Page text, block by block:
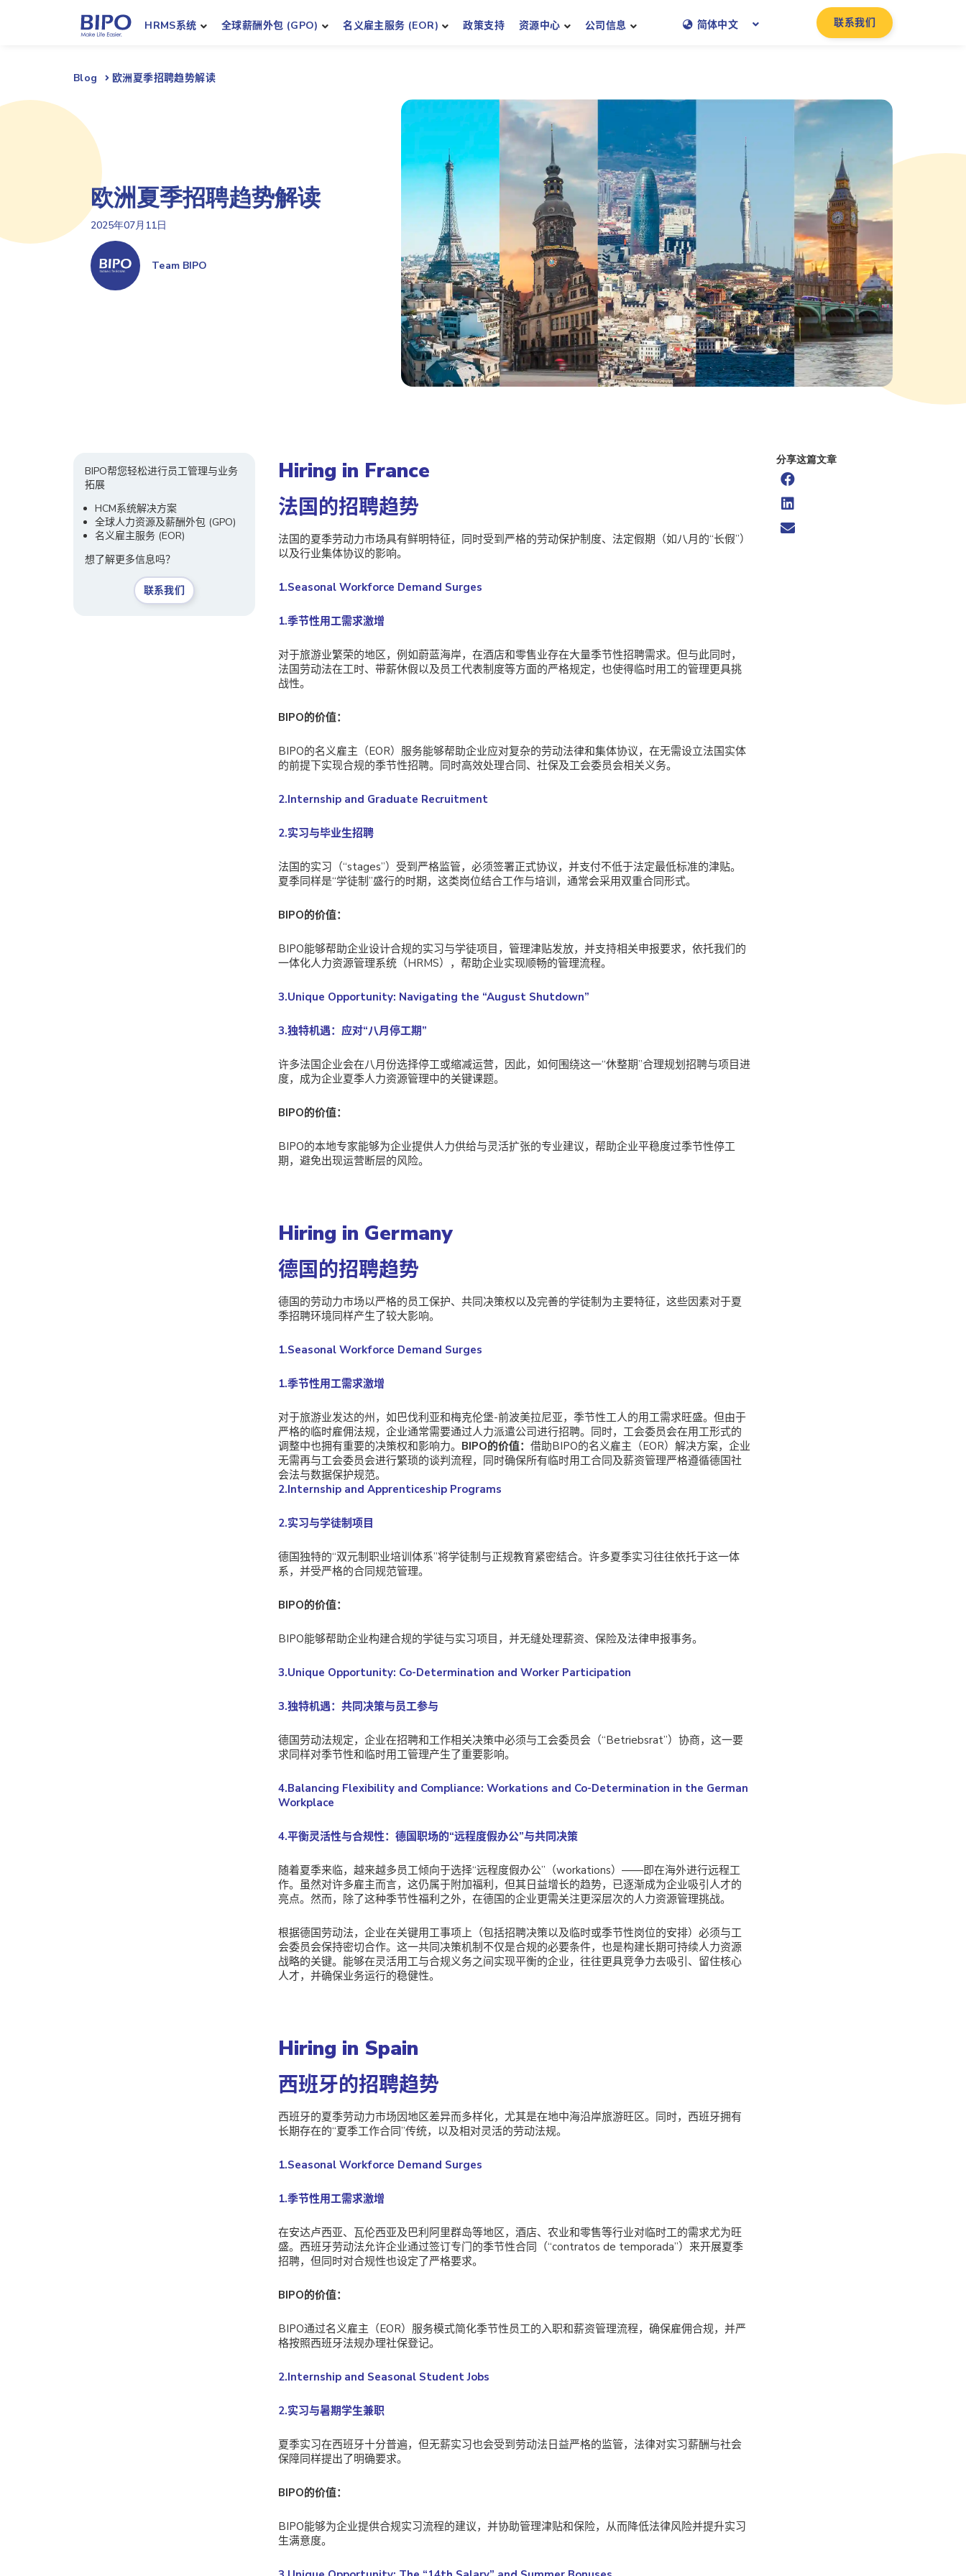
HRMS系统 全球薪酬外包 (GPO) 名义雇主服务 (EOR) 政策支持 资源中心 公司信息 简体中文 联系我们
Blog 欧洲夏季招聘趋势解读
欧洲夏季招聘趋势解读
2025年07月11日
Team BIPO
BIPO帮您轻松进行员工管理与业务
拓展
HCM系统解决方案
全球人力资源及薪酬外包 (GPO)
名义雇主服务 (EOR)
想了解更多信息吗？
联系我们
Hiring in France
法国的招聘趋势
法国的夏季劳动力市场具有鲜明特征，同时受到严格的劳动保护制度、法定假期（如八月的“长假”）
以及行业集体协议的影响。
1.Seasonal Workforce Demand Surges
1.季节性用工需求激增
对于旅游业繁荣的地区，例如蔚蓝海岸，在酒店和零售业存在大量季节性招聘需求。但与此同时，
法国劳动法在工时、带薪休假以及员工代表制度等方面的严格规定，也使得临时用工的管理更具挑
战性。
BIPO的价值：
BIPO的名义雇主（EOR）服务能够帮助企业应对复杂的劳动法律和集体协议，在无需设立法国实体
的前提下实现合规的季节性招聘。同时高效处理合同、社保及工会委员会相关义务。
2.Internship and Graduate Recruitment
2.实习与毕业生招聘
法国的实习（“stages”）受到严格监管，必须签署正式协议，并支付不低于法定最低标准的津贴。
夏季同样是“学徒制”盛行的时期，这类岗位结合工作与培训，通常会采用双重合同形式。
BIPO的价值：
BIPO能够帮助企业设计合规的实习与学徒项目，管理津贴发放，并支持相关申报要求，依托我们的
一体化人力资源管理系统（HRMS），帮助企业实现顺畅的管理流程。
3.Unique Opportunity: Navigating the “August Shutdown”
3.独特机遇：应对“八月停工期”
许多法国企业会在八月份选择停工或缩减运营，因此，如何围绕这一“休整期”合理规划招聘与项目进
度，成为企业夏季人力资源管理中的关键课题。
BIPO的价值：
BIPO的本地专家能够为企业提供人力供给与灵活扩张的专业建议，帮助企业平稳度过季节性停工
期，避免出现运营断层的风险。
Hiring in Germany
德国的招聘趋势
德国的劳动力市场以严格的员工保护、共同决策权以及完善的学徒制为主要特征，这些因素对于夏
季招聘环境同样产生了较大影响。
1.Seasonal Workforce Demand Surges
1.季节性用工需求激增
对于旅游业发达的州，如巴伐利亚和梅克伦堡-前波美拉尼亚，季节性工人的用工需求旺盛。但由于
严格的临时雇佣法规，企业通常需要通过人力派遣公司进行招聘。同时，工会委员会在用工形式的
调整中也拥有重要的决策权和影响力。 BIPO的价值： 借助BIPO的名义雇主（EOR）解决方案，企业
无需再与工会委员会进行繁琐的谈判流程，同时确保所有临时用工合同及薪资管理严格遵循德国社
会法与数据保护规范。
2.Internship and Apprenticeship Programs
2.实习与学徒制项目
德国独特的“双元制职业培训体系”将学徒制与正规教育紧密结合。许多夏季实习往往依托于这一体
系，并受严格的合同规范管理。
BIPO的价值：
BIPO能够帮助企业构建合规的学徒与实习项目，并无缝处理薪资、保险及法律申报事务。
3.Unique Opportunity: Co-Determination and Worker Participation
3.独特机遇：共同决策与员工参与
德国劳动法规定，企业在招聘和工作相关决策中必须与工会委员会（“Betriebsrat”）协商，这一要
求同样对季节性和临时用工管理产生了重要影响。
4.Balancing Flexibility and Compliance: Workations and Co-Determination in the German
Workplace
4.平衡灵活性与合规性：德国职场的“远程度假办公”与共同决策
随着夏季来临，越来越多员工倾向于选择“远程度假办公”（workations）——即在海外进行远程工
作。虽然对许多雇主而言，这仍属于附加福利，但其日益增长的趋势，已逐渐成为企业吸引人才的
亮点。然而，除了这种季节性福利之外，在德国的企业更需关注更深层次的人力资源管理挑战。
根据德国劳动法，企业在关键用工事项上（包括招聘决策以及临时或季节性岗位的安排）必须与工
会委员会保持密切合作。这一共同决策机制不仅是合规的必要条件，也是构建长期可持续人力资源
战略的关键。能够在灵活用工与合规义务之间实现平衡的企业，往往更具竞争力去吸引、留住核心
人才，并确保业务运行的稳健性。
Hiring in Spain
西班牙的招聘趋势
西班牙的夏季劳动力市场因地区差异而多样化，尤其是在地中海沿岸旅游旺区。同时，西班牙拥有
长期存在的“夏季工作合同”传统，以及相对灵活的劳动法规。
1.Seasonal Workforce Demand Surges
1.季节性用工需求激增
在安达卢西亚、瓦伦西亚及巴利阿里群岛等地区，酒店、农业和零售等行业对临时工的需求尤为旺
盛。西班牙劳动法允许企业通过签订专门的季节性合同（“contratos de temporada”）来开展夏季
招聘，但同时对合规性也设定了严格要求。
BIPO的价值：
BIPO通过名义雇主（EOR）服务模式简化季节性员工的入职和薪资管理流程，确保雇佣合规，并严
格按照西班牙法规办理社保登记。
2.Internship and Seasonal Student Jobs
2.实习与暑期学生兼职
夏季实习在西班牙十分普遍，但无薪实习也会受到劳动法日益严格的监管，法律对实习薪酬与社会
保障同样提出了明确要求。
BIPO的价值：
BIPO能够为企业提供合规实习流程的建议，并协助管理津贴和保险，从而降低法律风险并提升实习
生满意度。
分享这篇文章